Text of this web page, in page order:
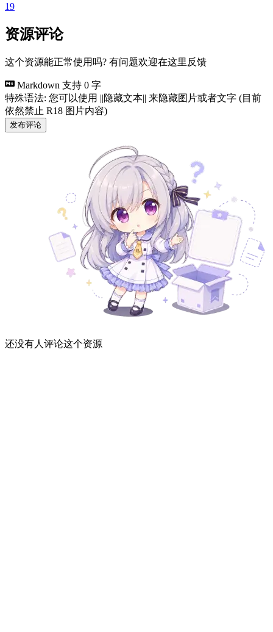
19
资源评论
这个资源能正常使用吗? 有问题欢迎在这里反馈
Markdown 支持 0 字
特殊语法: 您可以使用 ||隐藏文本|| 来隐藏图片或者文字 (目前
依然禁止 R18 图片内容)
发布评论
还没有人评论这个资源